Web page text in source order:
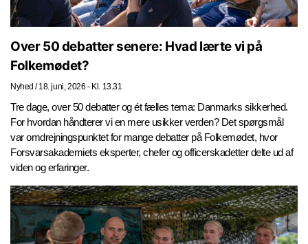
Over 50 debatter senere: Hvad lærte vi på
Folkemødet?
Nyhed / 18. juni, 2026 - Kl. 13.31
Tre dage, over 50 debatter og ét fælles tema: Danmarks sikkerhed.
For hvordan håndterer vi en mere usikker verden? Det spørgsmål
var omdrejningspunktet for mange debatter på Folkemødet, hvor
Forsvarsakademiets eksperter, chefer og officerskadetter delte ud af
viden og erfaringer.